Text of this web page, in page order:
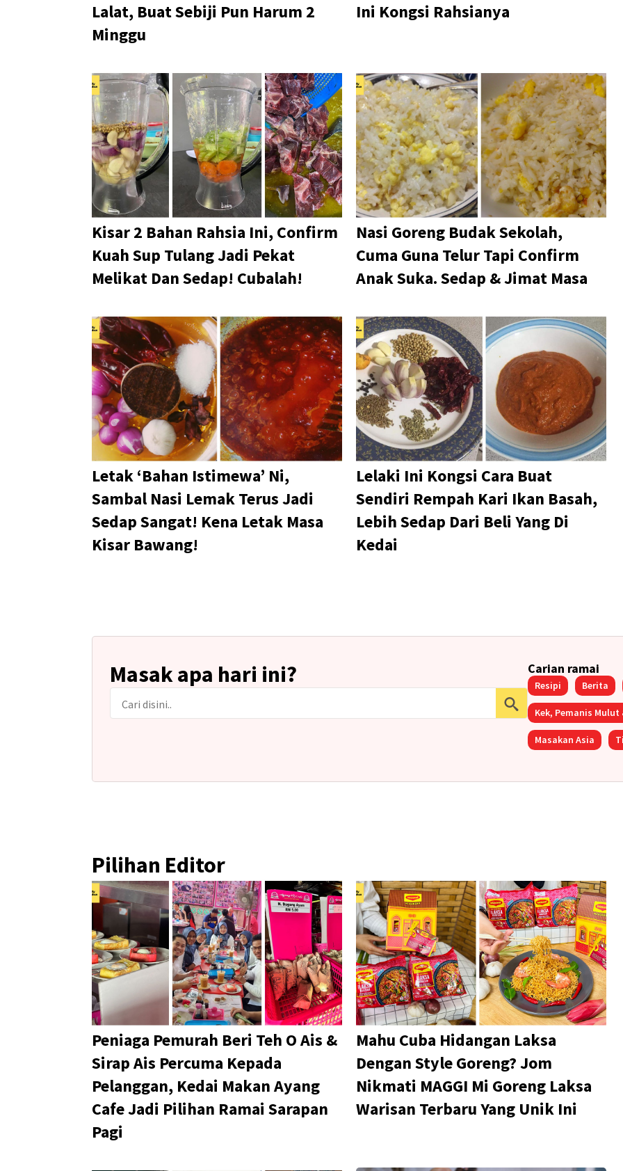
Lalat, Buat Sebiji Pun Harum 2
Minggu
Ini Kongsi Rahsianya
Kisar 2 Bahan Rahsia Ini, Confirm
Kuah Sup Tulang Jadi Pekat
Melikat Dan Sedap! Cubalah!
Nasi Goreng Budak Sekolah,
Cuma Guna Telur Tapi Confirm
Anak Suka. Sedap & Jimat Masa
Letak ‘Bahan Istimewa’ Ni,
Sambal Nasi Lemak Terus Jadi
Sedap Sangat! Kena Letak Masa
Kisar Bawang!
Lelaki Ini Kongsi Cara Buat
Sendiri Rempah Kari Ikan Basah,
Lebih Sedap Dari Beli Yang Di
Kedai
Masak apa hari ini?
Search
for:
Carian ramai
Resipi Berita
Kek, Pemanis Mulut
Masakan Asia
Pilihan Editor
Peniaga Pemurah Beri Teh O Ais &
Sirap Ais Percuma Kepada
Pelanggan, Kedai Makan Ayang
Cafe Jadi Pilihan Ramai Sarapan
Pagi
Mahu Cuba Hidangan Laksa
Dengan Style Goreng? Jom
Nikmati MAGGI Mi Goreng Laksa
Warisan Terbaru Yang Unik Ini